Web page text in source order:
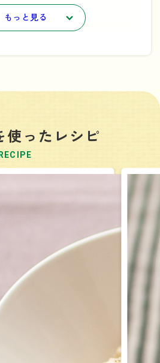
解体方法についてはこちらをご
もっと見る
使ったレシピ
RECIPE